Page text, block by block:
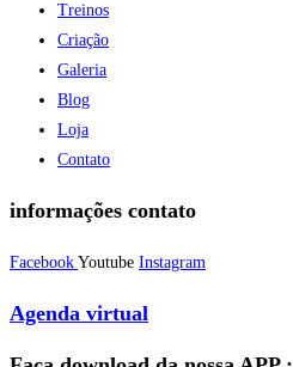
Treinos
Criação
Galeria
Blog
Loja
Contato
informações contato
Facebook Youtube Instagram
Agenda virtual